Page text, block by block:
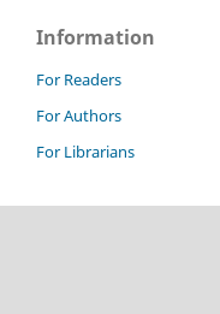
Information
For Readers
For Authors
For Librarians